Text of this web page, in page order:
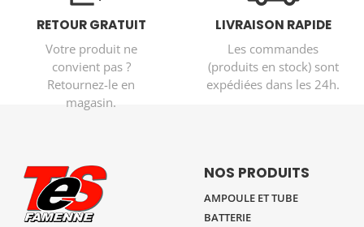
RETOUR GRATUIT
Votre produit ne
convient pas ?
Retournez-le en
magasin.
LIVRAISON RAPIDE
Les commandes
(produits en stock) sont
expédiées dans les 24h.
NOS PRODUITS
AMPOULE ET TUBE
BATTERIE